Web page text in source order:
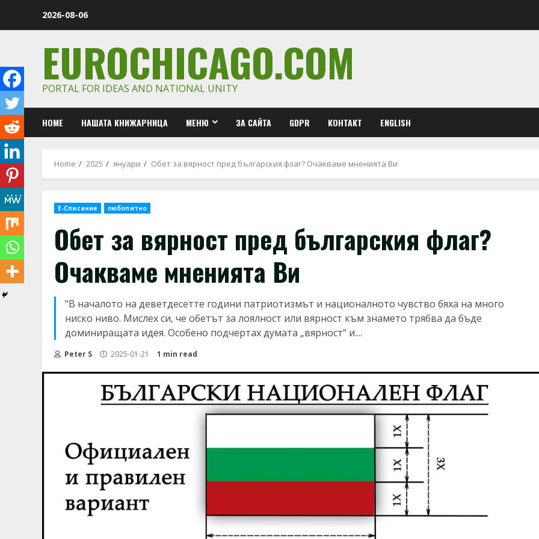
2026-08-06
EUROCHICAGO.COM
PORTAL FOR IDEAS AND NATIONAL UNITY
HOME НАШАТА КНИЖАРНИЦА МЕНЮ ЗА САЙТА GDPR КОНТАКТ ENGLISH
Home 2025 януари Обет за вярност пред българския флаг? Очакваме мненията Ви
Е-Списание любопитно
Обет за вярност пред българския флаг?
Очакваме мненията Ви
"В началото на деветдесетте години патриотизмът и националното чувство бяха на много
ниско ниво. Мислех си, че обетът за лоялност или вярност към знамето трябва да бъде
доминиращата идея. Особено подчертах думата „вярност“ и....
Peter S 2025-01-21 1 min read